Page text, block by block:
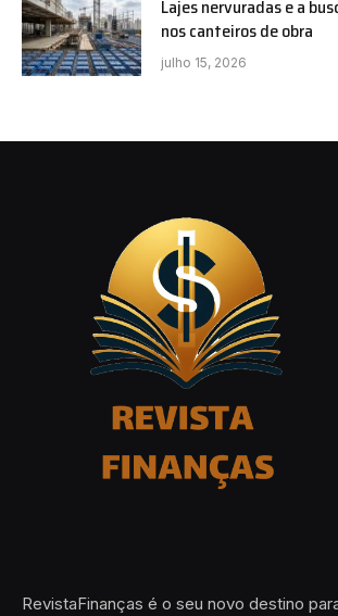
Lajes nervuradas e a
nos canteiros de obra
julho 15, 2026
RevistaFinanças é o seu novo destino